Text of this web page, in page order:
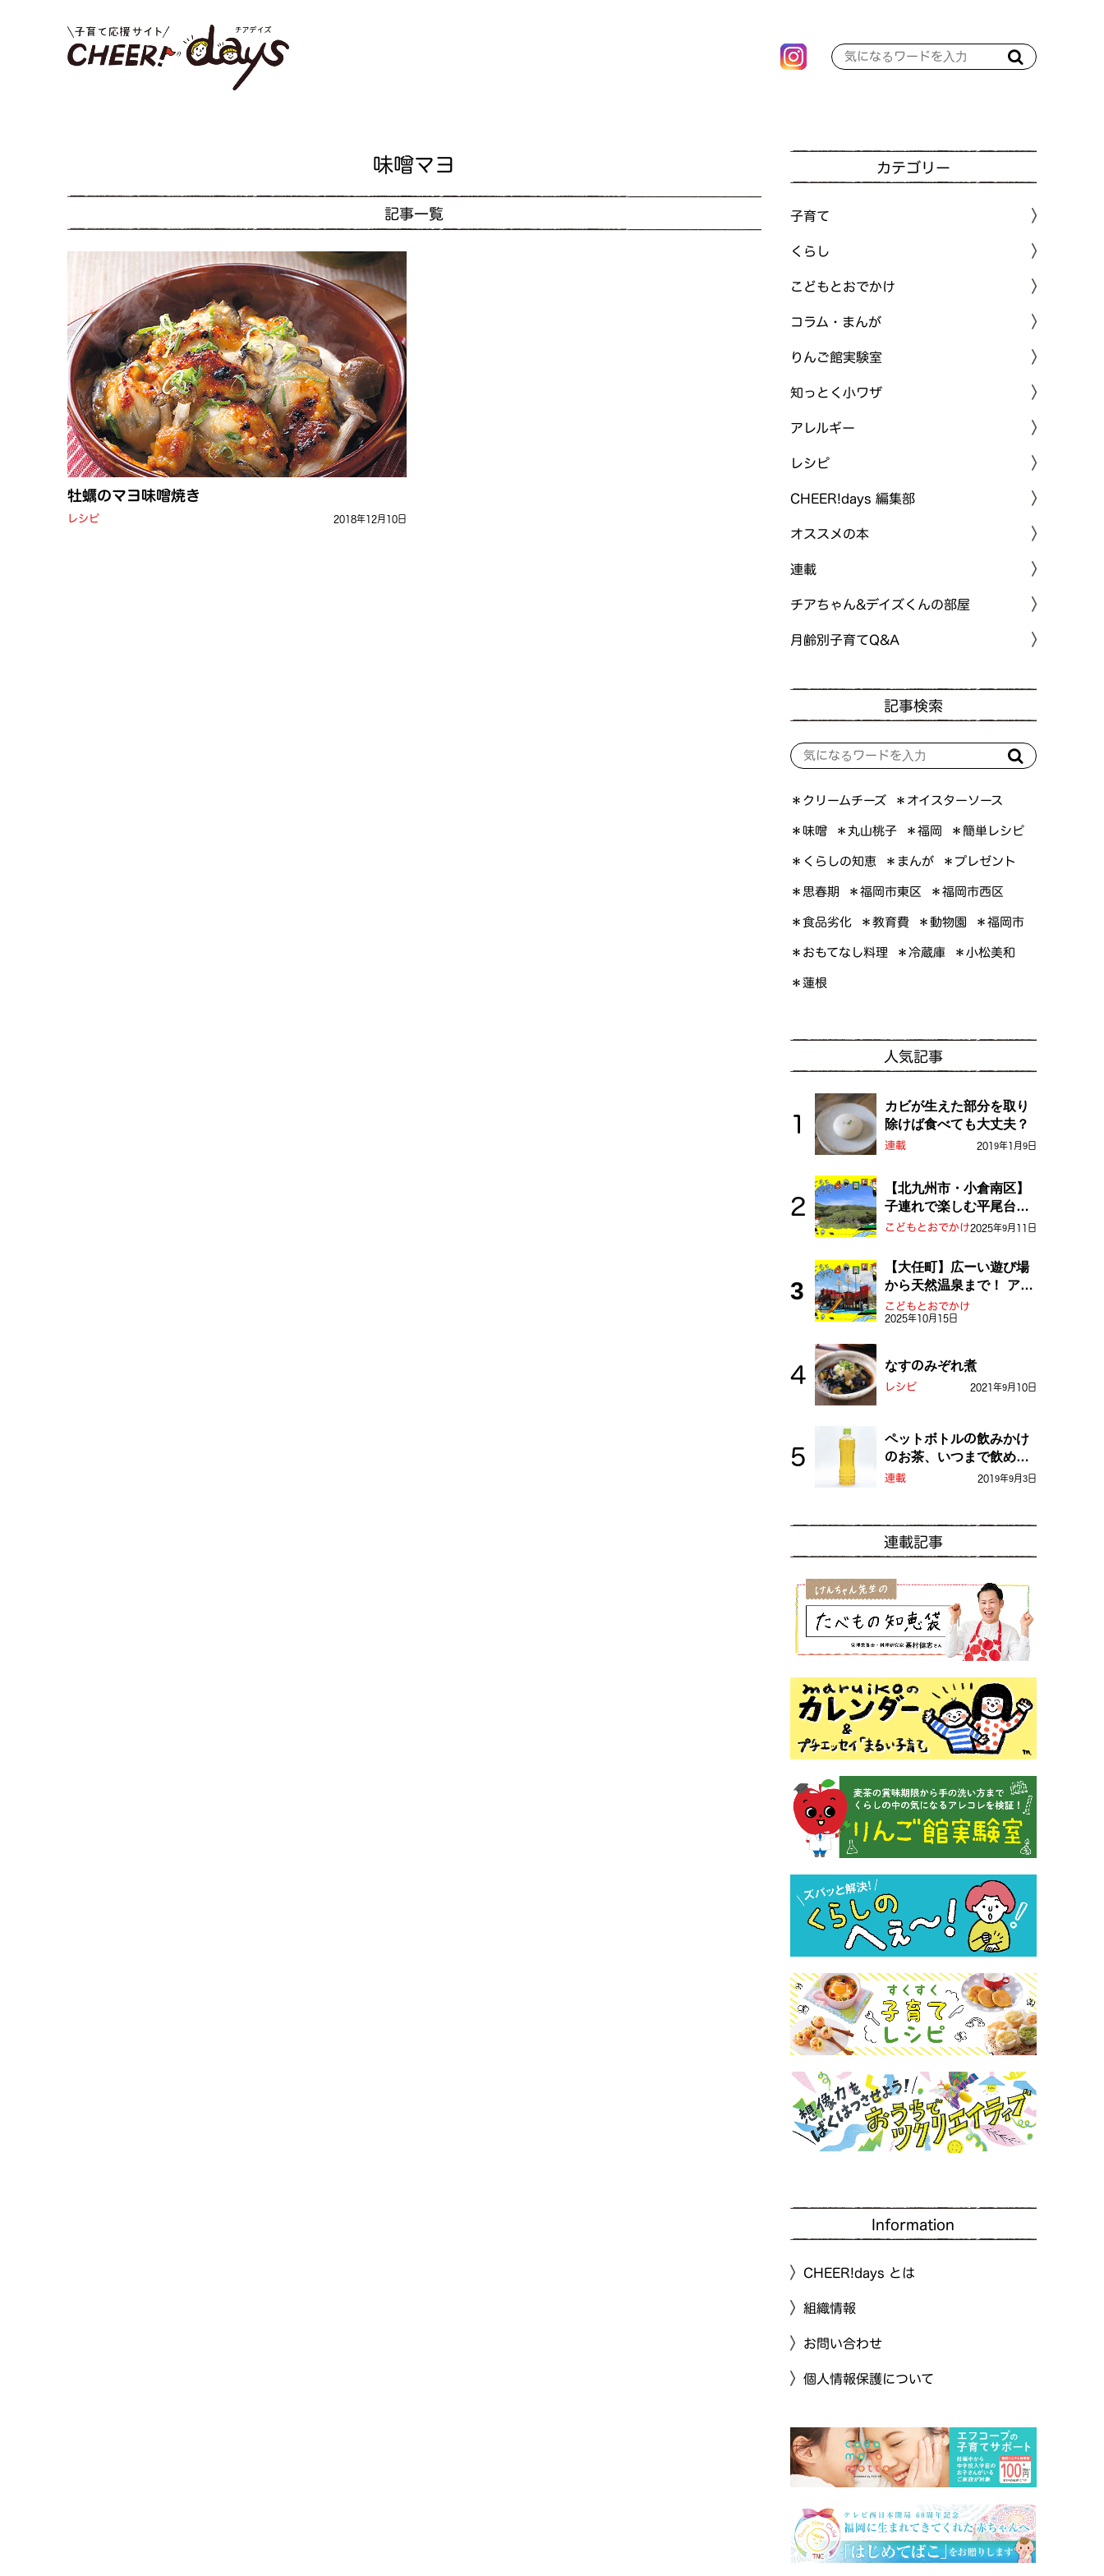
味噌マヨ
記事一覧
牡蠣のマヨ味噌焼き
レシピ 2018年12月10日
カテゴリー
子育て
くらし
こどもとおでかけ
コラム・まんが
りんご館実験室
知っとく小ワザ
アレルギー
レシピ
CHEER!days 編集部
オススメの本
連載
チアちゃん&デイズくんの部屋
月齢別子育てQ&A
記事検索
＊クリームチーズ ＊オイスターソース
＊味噌 ＊丸山桃子 ＊福岡 ＊簡単レシピ
＊くらしの知恵 ＊まんが ＊プレゼント
＊思春期 ＊福岡市東区 ＊福岡市西区
＊食品劣化 ＊教育費 ＊動物園 ＊福岡市
＊おもてなし料理 ＊冷蔵庫 ＊小松美和
＊蓮根
人気記事
カビが生えた部分を取り
除けば食べても大丈夫？
連載 2019年1月9日
【北九州市・小倉南区】
子連れで楽しむ平尾台！
ふしぎな草原や千仏鍾乳
こどもとおでかけ2025年9月11日
【大任町】広ーい遊び場
から天然温泉まで！ アミ
ューズメントな道の駅・
おおとう桜街道
こどもとおでかけ
2025年10月15日
なすのみぞれ煮
レシピ 2021年9月10日
ペットボトルの飲みかけ
のお茶、いつまで飲め
る？
連載 2019年9月3日
連載記事
Information
CHEER!days とは
組織情報
お問い合わせ
個人情報保護について